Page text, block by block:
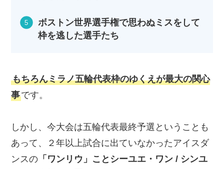
ボストン世界選手権で思わぬミスをして
枠を逃した選手たち
もちろんミラノ五輪代表枠のゆくえが最大の関心
事です。
しかし、今大会は五輪代表最終予選ということも
あって、２年以上試合に出ていなかったアイスダ
ンスの 「ワンリウ」ことシーユエ・ワン / シンユ